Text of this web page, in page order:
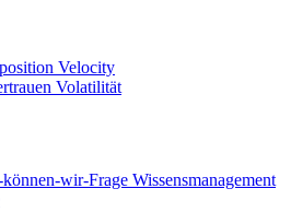
Velocity
Volatilität
wir-Frage Wissensmanagement